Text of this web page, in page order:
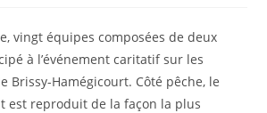
vingt équipes composées de deux
à l’événement caritatif sur les
Brissy-Hamégicourt. Côté pêche, le
est reproduit de la façon la plus